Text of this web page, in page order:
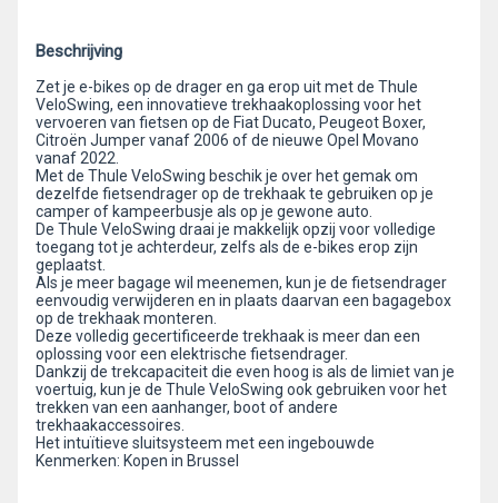
Beschrijving
Zet je e-bikes op de drager en ga erop uit met de Thule
VeloSwing, een innovatieve trekhaakoplossing voor het
vervoeren van fietsen op de Fiat Ducato, Peugeot Boxer,
Citroën Jumper vanaf 2006 of de nieuwe Opel Movano
vanaf 2022.
Met de Thule VeloSwing beschik je over het gemak om
dezelfde fietsendrager op de trekhaak te gebruiken op je
camper of kampeerbusje als op je gewone auto.
De Thule VeloSwing draai je makkelijk opzij voor volledige
toegang tot je achterdeur, zelfs als de e-bikes erop zijn
geplaatst.
Als je meer bagage wil meenemen, kun je de fietsendrager
eenvoudig verwijderen en in plaats daarvan een bagagebox
op de trekhaak monteren.
Deze volledig gecertificeerde trekhaak is meer dan een
oplossing voor een elektrische fietsendrager.
Dankzij de trekcapaciteit die even hoog is als de limiet van je
voertuig, kun je de Thule VeloSwing ook gebruiken voor het
trekken van een aanhanger, boot of andere
trekhaakaccessoires.
Het intuïtieve sluitsysteem met een ingebouwde
Kenmerken: Kopen in Brussel